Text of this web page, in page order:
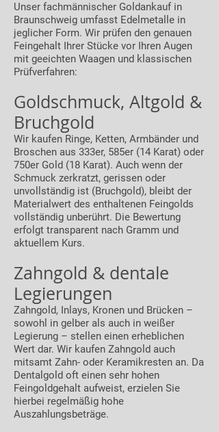
Unser fachmännischer Goldankauf in
Braunschweig umfasst Edelmetalle in
jeglicher Form. Wir prüfen den genauen
Feingehalt Ihrer Stücke vor Ihren Augen
mit geeichten Waagen und klassischen
Prüfverfahren:
Goldschmuck, Altgold &
Bruchgold
Wir kaufen Ringe, Ketten, Armbänder und
Broschen aus 333er, 585er (14 Karat) oder
750er Gold (18 Karat). Auch wenn der
Schmuck zerkratzt, gerissen oder
unvollständig ist (Bruchgold), bleibt der
Materialwert des enthaltenen Feingolds
vollständig unberührt. Die Bewertung
erfolgt transparent nach Gramm und
aktuellem Kurs.
Zahngold & dentale
Legierungen
Zahngold, Inlays, Kronen und Brücken –
sowohl in gelber als auch in weißer
Legierung – stellen einen erheblichen
Wert dar. Wir kaufen Zahngold auch
mitsamt Zahn- oder Keramikresten an. Da
Dentalgold oft einen sehr hohen
Feingoldgehalt aufweist, erzielen Sie
hierbei regelmäßig hohe
Auszahlungsbeträge.